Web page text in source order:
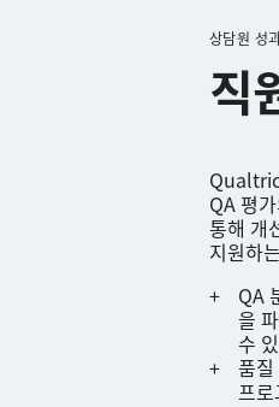
상담원 성
직
QA 평
통해 개
지원하
QA
을
수
품
프